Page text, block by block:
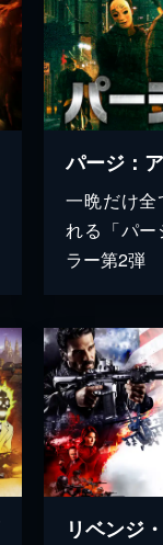
パージ：
一晩だけ全
れる「パー
ラー第2弾
リベンジ